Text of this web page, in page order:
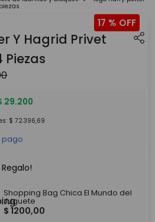
17 %
Y Hagrid Privet
Piezas
29.200
$ 72.396,69
pago
Shopping Bag Chica El Mundo del
Juguete
$ 1200,00